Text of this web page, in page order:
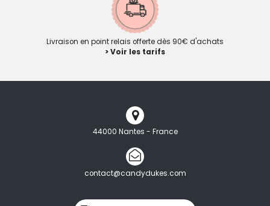
Livraison en point relais offerte dès 90€ d'achats
> Voir les tarifs
44000 Nantes - France
contact@candydukes.com